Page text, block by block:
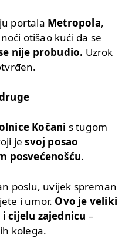
portala Metropola,
otišao kući da se
nije probudio. Uzrok
Kočani s tugom
jesvoj posao
posvećenošću.
poslu, uvijek spreman
i umor. Ovo je veliki
cijelu zajednicu –
kolega.